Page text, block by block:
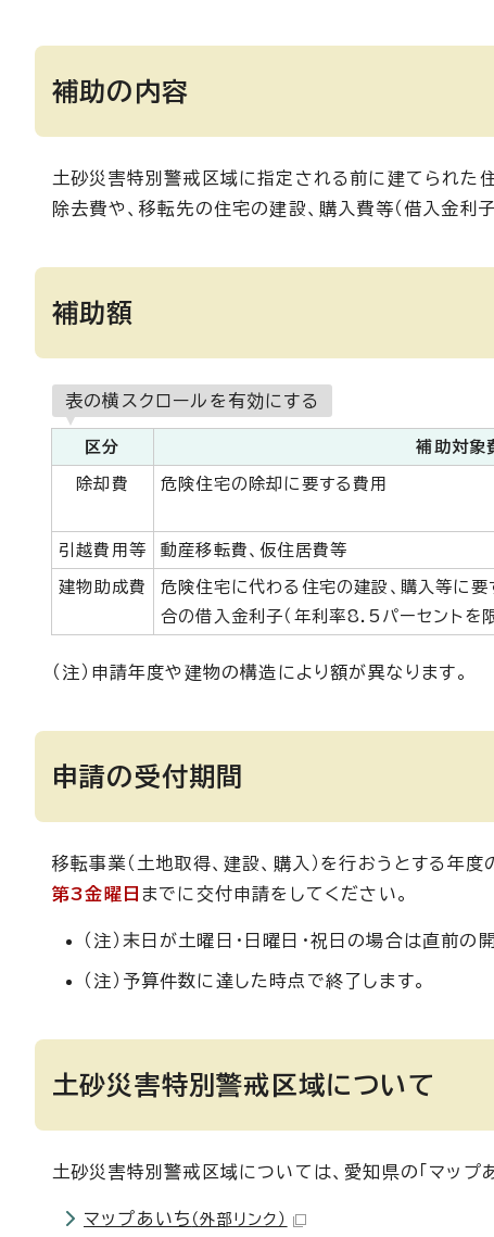
補助の内容
土砂災害特別警戒区域に指定される前に建てられた
除去費や、移転先の住宅の建設、購入費等（借入金利
補助額
表の横スクロールを有効にする
区分 補助対象
除却費 危険住宅の除却に要する費用
引越費用等 動産移転費、仮住居費等
建物助成費
危険住宅に代わる住宅の建設、購入等に
合の借入金利子（年利率8.5パーセントを
（注）申請年度や建物の構造により額が異なります。
申請の受付期間
移転事業（土地取得、建設、購入）を行おうとする年度
第3金曜日 までに交付申請をしてください。
（注）末日が土曜日・日曜日・祝日の場合は直前の
（注）予算件数に達した時点で終了します。
土砂災害特別警戒区域について
土砂災害特別警戒区域については、愛知県の「マップ
マップあいち （外部リンク）